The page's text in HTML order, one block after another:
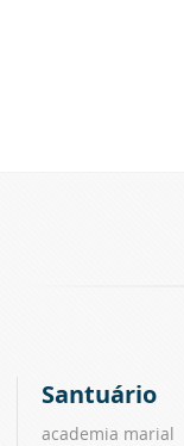
Santuário
academia marial